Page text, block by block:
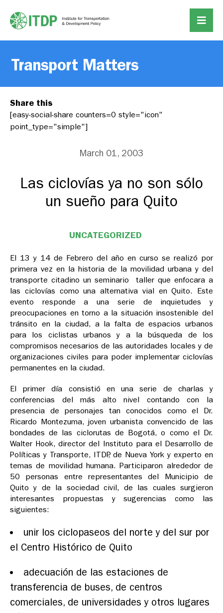
Transport Matters
Share this
[easy-social-share counters=0 style="icon"
point_type="simple"]
March 01, 2003
Las ciclovías ya no son sólo
un sueño para Quito
UNCATEGORIZED
El 13 y 14 de Febrero del año en curso se realizó por
primera vez en la historia de la movilidad urbana y del
transporte citadino un seminario ­ taller que enfocara a
las ciclovías como una alternativa vial en Quito. Este
evento responde a una serie de inquietudes y
preocupaciones en torno a la situación insostenible del
tránsito en la ciudad, a la falta de espacios urbanos
para los ciclistas urbanos y a la búsqueda de los
compromisos necesarios de las autoridades locales y de
organizaciones civiles para poder implementar ciclovías
permanentes en la ciudad.
El primer día consistió en una serie de charlas y
conferencias del más alto nivel contando con la
presencia de personajes tan conocidos como el Dr.
Ricardo Montezuma, joven urbanista convencido de las
bondades de las ciclorutas de Bogotá, o como el Dr.
Walter Hook, director del Instituto para el Desarrollo de
Políticas y Transporte, ITDP, de Nueva York y experto en
temas de movilidad humana. Participaron alrededor de
50 personas entre representantes del Municipio de
Quito y de la sociedad civil, de las cuales surgieron
interesantes propuestas y sugerencias como las
siguientes:
unir los ciclopaseos del norte y del sur por
el Centro Histórico de Quito
adecuación de las estaciones de
transferencia de buses, de centros
comerciales, de universidades y otros lugares